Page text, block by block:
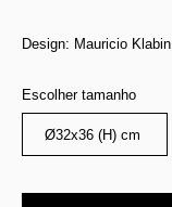
Design: Mauricio Klabin
Escolher tamanho
Ø32x36 (H) cm